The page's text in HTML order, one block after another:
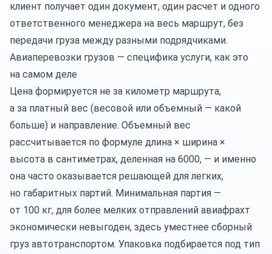
клиент получает один документ, один расчет и одного
ответственного менеджера на весь маршрут, без
передачи груза между разными подрядчиками.
Авиаперевозки грузов — специфика услуги, как это
на самом деле
Цена формируется не за километр маршрута,
а за платный вес (весовой или объемный — какой
больше) и направление. Объемный вес
рассчитывается по формуле длина × ширина ×
высота в сантиметрах, деленная на 6000, — и именно
она часто оказывается решающей для легких,
но габаритных партий. Минимальная партия —
от 100 кг, для более мелких отправлений авиафрахт
экономически невыгоден, здесь уместнее сборный
груз автотранспортом. Упаковка подбирается под тип